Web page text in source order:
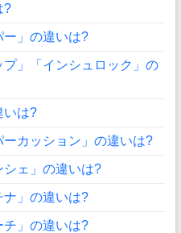
?
ー」の違いは?
プ」「インシュロック」の
いは?
ーカッション」の違いは?
シェ」の違いは?
ナ」の違いは?
チ」の違いは?